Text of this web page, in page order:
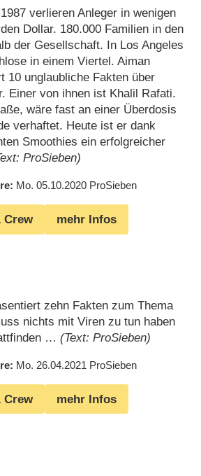
verlieren Anleger in wenigen
Dollar. 180.000 Familien in den
der Gesellschaft. In Los Angeles
in einem Viertel. Aiman
10 unglaubliche Fakten über
Einer von ihnen ist Khalil Rafati.
wäre fast an einer Überdosis
verhaftet. Heute ist er dank
Smoothies ein erfolgreicher
ProSieben)
Mo. 05.10.2020 ProSieben
Crew mehr Infos
zehn Fakten zum Thema
nichts mit Viren zu tun haben
… (Text: ProSieben)
Mo. 26.04.2021 ProSieben
Crew mehr Infos